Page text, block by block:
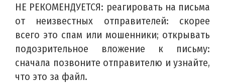
НЕ РЕКОМЕНДУЕТСЯ: реагировать на письма
от неизвестных отправителей: скорее
всего это спам или мошенники; открывать
подозрительное вложение к письму:
сначала позвоните отправителю и узнайте,
что это за файл.